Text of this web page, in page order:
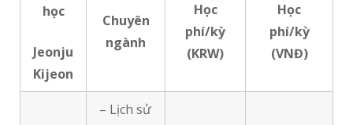
học
Jeonju
Kijeon
Chuyên
ngành
Học
phí/kỳ
(KRW)
Học
phí/kỳ
(VNĐ)
– Lịch sử